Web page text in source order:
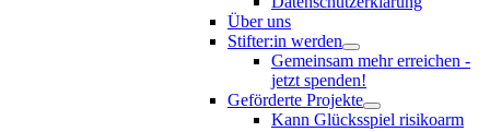
Über uns
Stifter:in werden
Gemeinsam mehr erreichen -
jetzt spenden!
Geförderte Projekte
Kann Glücksspiel risikoarm